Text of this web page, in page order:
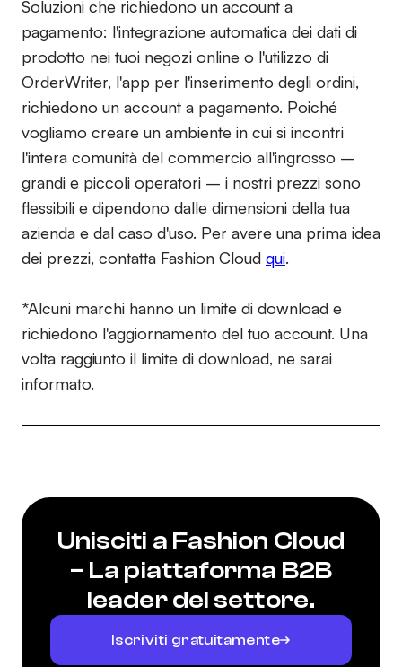
Soluzioni che richiedono un account a
pagamento: l'integrazione automatica dei dati di
prodotto nei tuoi negozi online o l'utilizzo di
OrderWriter, l'app per l'inserimento degli ordini,
richiedono un account a pagamento. Poiché
vogliamo creare un ambiente in cui si incontri
l'intera comunità del commercio all'ingrosso –
grandi e piccoli operatori – i nostri prezzi sono
flessibili e dipendono dalle dimensioni della tua
azienda e dal caso d'uso. Per avere una prima idea
dei prezzi, contatta Fashion Cloud qui.
*Alcuni marchi hanno un limite di download e
richiedono l'aggiornamento del tuo account. Una
volta raggiunto il limite di download, ne sarai
informato.
Unisciti a Fashion Cloud
– La piattaforma B2B
leader del settore.
Iscriviti gratuitamente